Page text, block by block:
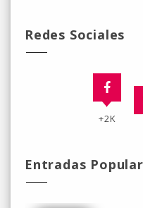
Redes Sociales
+2K
Entradas